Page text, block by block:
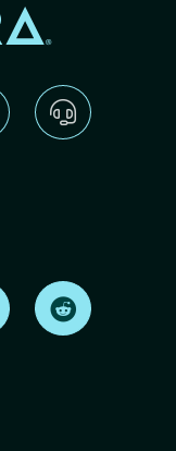
Find us on Youtube